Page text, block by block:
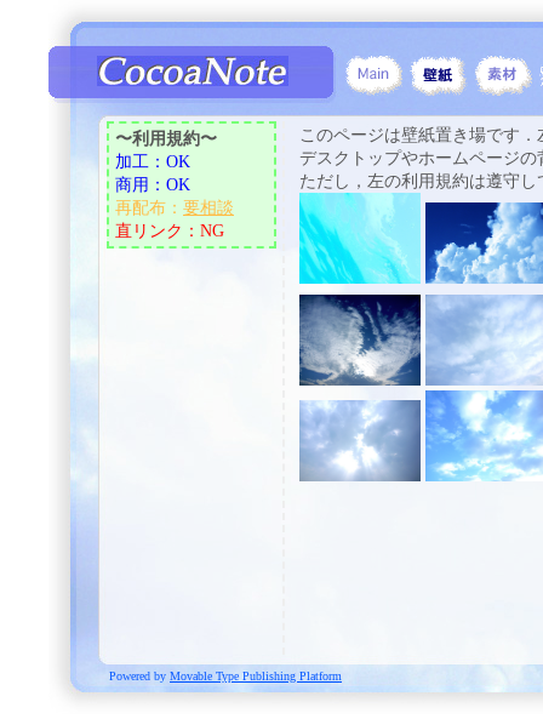
〜利用規約〜
加工：OK
商用：OK
再配布： 要相談
直リンク：NG
このページは壁紙置き場です
デスクトップやホームページ
ただし，左の利用規約は遵守し
Powered by Movable Type Publishing Platform